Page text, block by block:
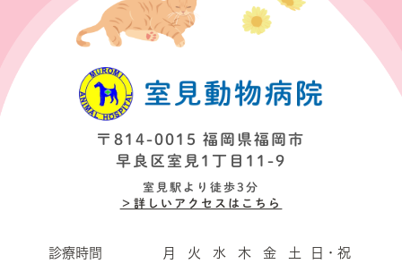
〒814-0015 福岡県福岡市
早良区室見1丁目11-9
室見駅より徒歩3分
＞詳しいアクセスはこちら
診療時間 月 火 水 木 金 土 日・祝